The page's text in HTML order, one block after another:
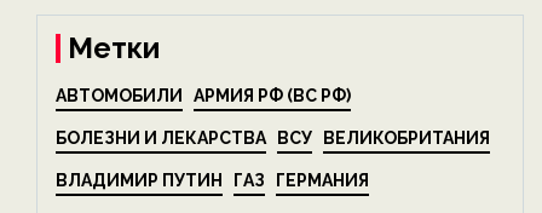
Метки
АВТОМОБИЛИ АРМИЯ РФ (ВС РФ)
БОЛЕЗНИ И ЛЕКАРСТВА ВСУ ВЕЛИКОБРИТАНИЯ
ВЛАДИМИР ПУТИН ГАЗ ГЕРМАНИЯ